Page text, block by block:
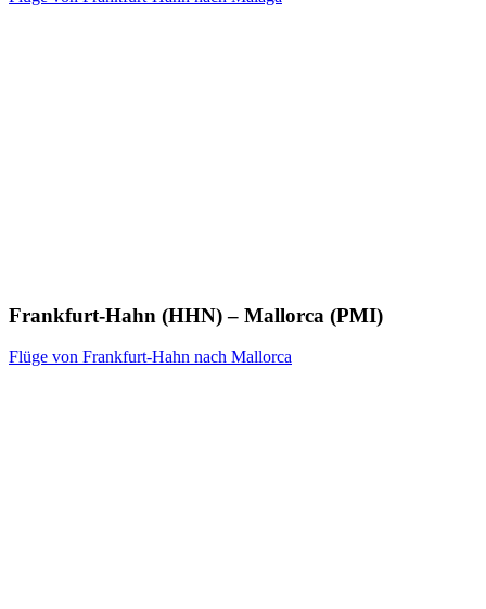
Frankfurt-Hahn (HHN) – Mallorca (PMI)
Flüge von Frankfurt-Hahn nach Mallorca